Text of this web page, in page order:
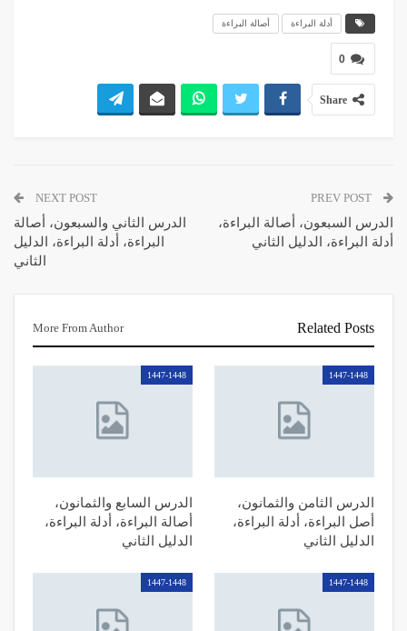
أدلة البراءة أصالة البراءة
0
Share
الدرس السبعون، أصالة البراءة،
أدلة البراءة، الدليل الثاني
NEXT POST
الدرس الثاني والسبعون، أصالة
البراءة، أدلة البراءة، الدليل
الثاني
Related Posts
More From Author
1447-1448
الدرس الثامن والثمانون،
أصل البراءة، أدلة البراءة،
الدليل الثاني
1447-1448
الدرس السابع والثمانون،
أصالة البراءة، أدلة البراءة،
الدليل الثاني
1447-1448
1447-1448